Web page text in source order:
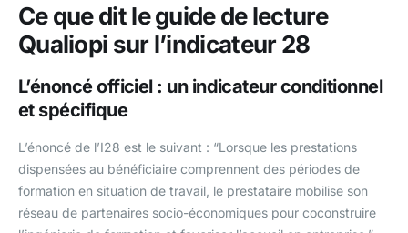
Ce que dit le guide de lecture
Qualiopi sur l’indicateur 28
L’énoncé officiel : un indicateur conditionnel
et spécifique
L’énoncé de l’I28 est le suivant : “Lorsque les prestations
dispensées au bénéficiaire comprennent des périodes de
formation en situation de travail, le prestataire mobilise son
réseau de partenaires socio-économiques pour coconstruire